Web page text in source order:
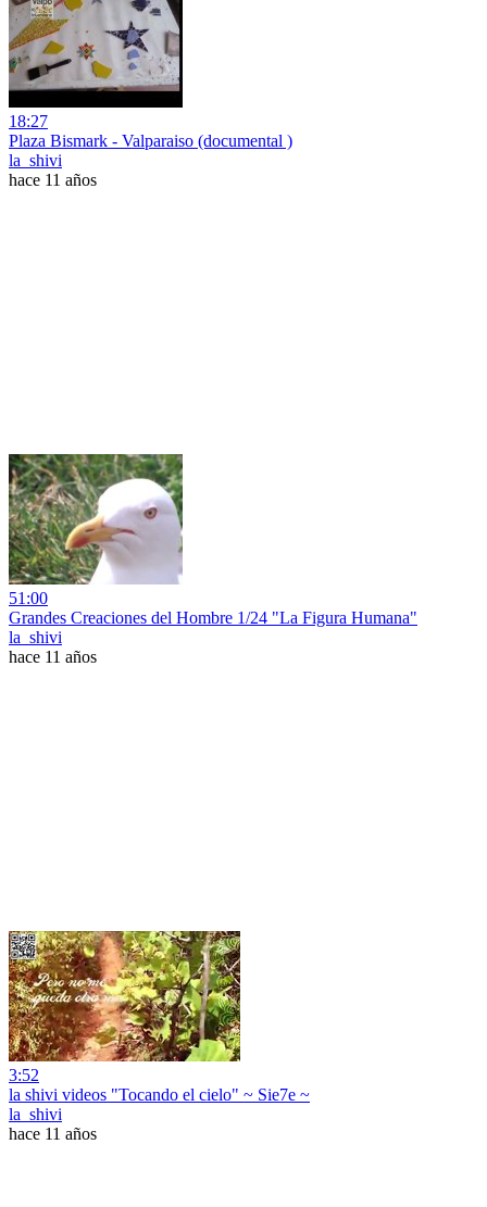
18:27
Plaza Bismark - Valparaiso (documental )
la_shivi
hace 11 años
51:00
Grandes Creaciones del Hombre 1/24 "La Figura Humana"
la_shivi
hace 11 años
3:52
la shivi videos "Tocando el cielo" ~ Sie7e ~
la_shivi
hace 11 años